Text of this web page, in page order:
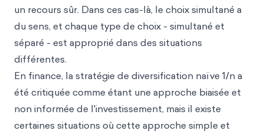
un recours sûr. Dans ces cas-là, le choix simultané a
du sens, et chaque type de choix - simultané et
séparé - est approprié dans des situations
différentes.
En finance, la stratégie de diversification naïve 1/n a
été critiquée comme étant une approche biaisée et
non informée de l'investissement, mais il existe
certaines situations où cette approche simple et